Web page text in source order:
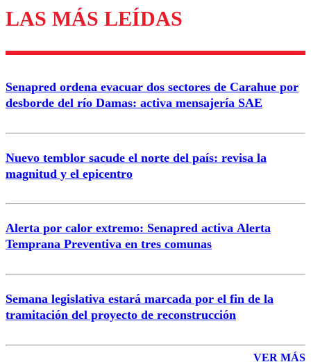
Enviar comentario
LAS MÁS LEÍDAS
Senapred ordena evacuar dos sectores de Carahue por
desborde del río Damas: activa mensajería SAE
Nuevo temblor sacude el norte del país: revisa la
magnitud y el epicentro
Alerta por calor extremo: Senapred activa Alerta
Temprana Preventiva en tres comunas
Semana legislativa estará marcada por el fin de la
tramitación del proyecto de reconstrucción
VER MÁS